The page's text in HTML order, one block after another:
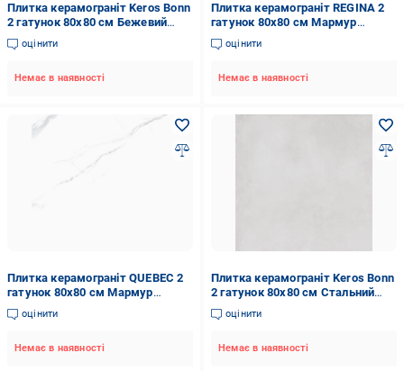
Плитка керамограніт Keros Bonn
2 гатунок 80х80 см Бежевий
(1648)
оцінити
Немає в наявності
Плитка керамограніт REGINA 2
гатунок 80х80 см Мармур
(25396700)
оцінити
Немає в наявності
Плитка керамограніт QUEBEC 2
гатунок 80х80 см Мармур
(25394334)
оцінити
Немає в наявності
Плитка керамограніт Keros Bonn
2 гатунок 80х80 см Стальний
(1647)
оцінити
Немає в наявності